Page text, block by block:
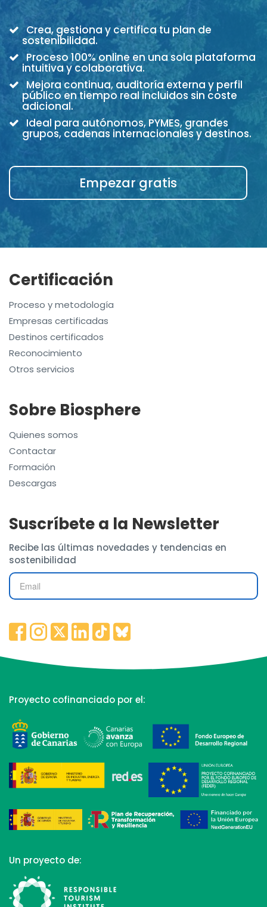
Crea, gestiona y certifica tu plan de
sostenibilidad.
Proceso 100% online en una sola plataforma
intuitiva y colaborativa.
Mejora continua, auditoría externa y perfil
público en tiempo real incluidos sin coste
adicional.
Ideal para autónomos, PYMES, grandes
grupos, cadenas internacionales y destinos.
Empezar gratis
Certificación
Proceso y metodología
Empresas certificadas
Destinos certificados
Reconocimiento
Otros servicios
Sobre Biosphere
Quienes somos
Contactar
Formación
Descargas
Suscríbete a la Newsletter
Recibe las últimas novedades y tendencias en
sostenibilidad
Proyecto cofinanciado por el:
Un proyecto de: